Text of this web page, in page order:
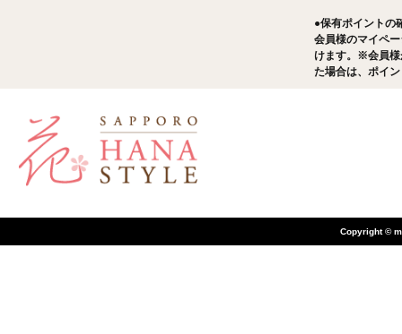
●保有ポイントの
会員様のマイペ
けます。※会員様
た場合は、ポイ
Copyright ©